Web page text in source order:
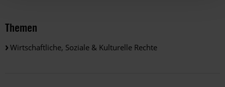
Themen
Wirtschaftliche, Soziale & Kulturelle Rechte